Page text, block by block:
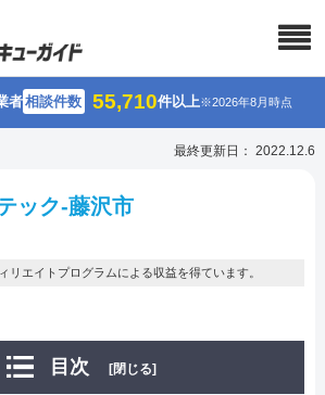
者相談件数 55,710件以上※2026年8月時点
最終更新日： 2022.12.6
ック-藤沢市
リエイトプログラムによる収益を得ています。
目次 [閉じる]